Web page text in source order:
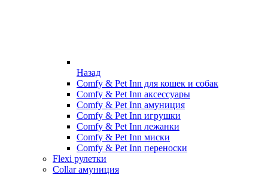
Назад
Comfy & Pet Inn для кошек и собак
Comfy & Pet Inn аксессуары
Comfy & Pet Inn амуниция
Comfy & Pet Inn игрушки
Comfy & Pet Inn лежанки
Comfy & Pet Inn миски
Comfy & Pet Inn переноски
Flexi рулетки
Collar амуниция